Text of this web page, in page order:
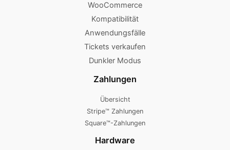
WooCommerce
Kompatibilität
Anwendungsfälle
Tickets verkaufen
Dunkler Modus
Zahlungen
Übersicht
Stripe™ Zahlungen
Square™-Zahlungen
Hardware